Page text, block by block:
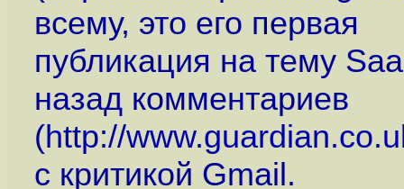
всему, это его первая
публикация на тему
назад комментариев
(http://
с критикой Gmail.